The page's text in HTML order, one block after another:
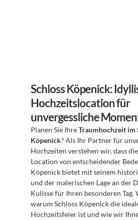
Schloss Köpenick:
Hochzeitslocation für
unvergessliche
Planen Sie Ihre Traumhochzeit im
Köpenick? Als Ihr Partner für
Hochzeiten verstehen wir, dass
Location von entscheidender
Köpenick bietet mit seinem
und der malerischen Lage an der
Kulisse für Ihren besonderen Tag.
warum Schloss Köpenick die
Hochzeitsfeier ist und wie wir